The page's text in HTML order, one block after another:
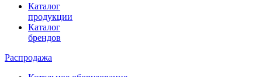
Каталог
продукции
Каталог
брендов
Распродажа